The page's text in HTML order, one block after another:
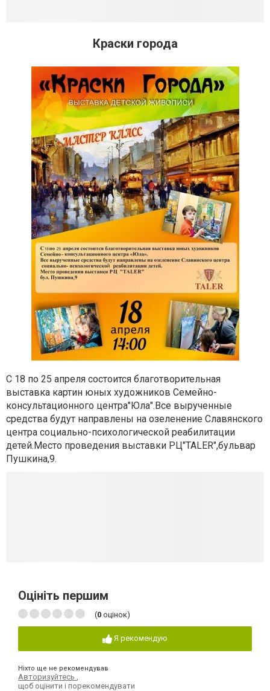
Краски города
С 18 по 25 апреля состоится благотворительная
выставка картин юных художников Семейно-
консультационного центра"Юла".Все вырученные
средства будут направлены на озеленение Славянского
центра социально-психологической реабилитации
детей.Место проведения выставки РЦ"TALER",бульвар
Пушкина,9.
Оцініть першим
(0 оцінок)
Я рекомендую
Ніхто ще не рекомендував
Авторизуйтесь
щоб оцінити і порекомендувати